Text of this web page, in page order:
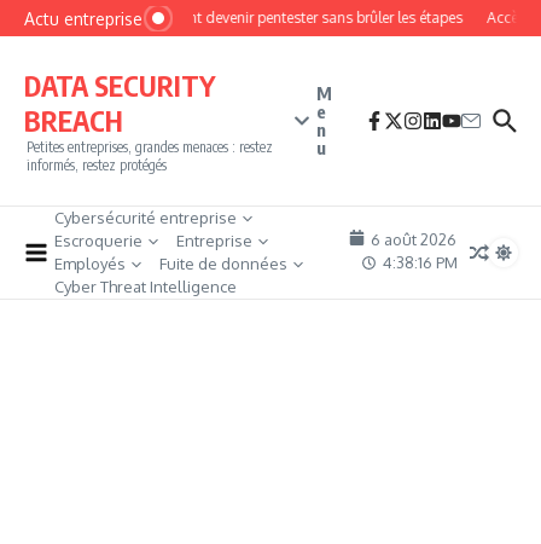
Aller au contenu
Actu entrepriseComment devenir pentester sans brûler les étapes Accès
DATA SECURITY
BREACH
Petites entreprises, grandes menaces : restez
informés, restez protégés
M
e
n
u
Cybersécurité entreprise
Escroquerie
Entreprise
Employés
Fuite de données
Cyber Threat Intelligence
6 août 2026
4:38:17 PM